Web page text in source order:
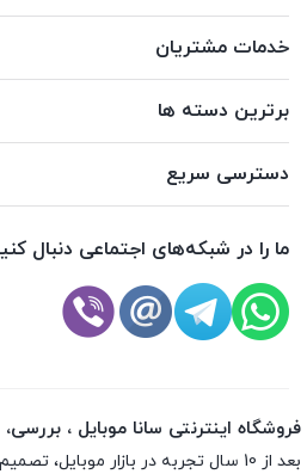
خدمات مشتریان
برترین دسته ها
دسترسی سریع
ما را در شبکه‌های اجتماعی دنبال
فروشگاه اینترنتی سانا موبایل ،
بعد از 10 سال تجربه در بازار موبایل،